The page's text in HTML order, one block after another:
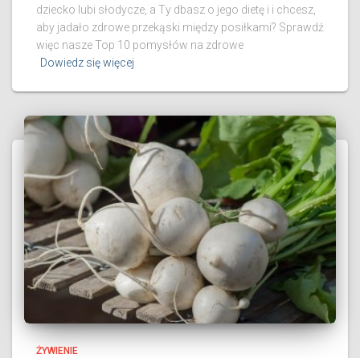
dziecko lubi słodycze, a Ty dbasz o jego dietę i i chcesz,
aby jadało zdrowe przekąski między posiłkami? Sprawdź
więc nasze Top 10 pomysłów na zdrowe
Dowiedz się więcej
ŻYWIENIE